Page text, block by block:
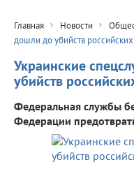
Главная Новости
дошли до убийств
Украинские
убийств
Федеральная службы
Федерации